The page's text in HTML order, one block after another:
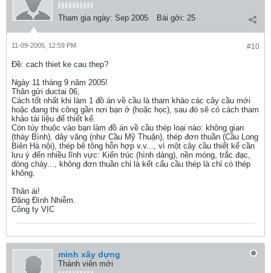
Tham gia ngày: Sep 2005 Bài gởi: 25
#10
11-09-2005, 12:59 PM
Ðề: cach thiet ke cau thep?
Ngày 11 tháng 9 năm 2005!
Thân gửi ductai 06,
Cách tốt nhất khi làm 1 đồ án về cầu là tham khảo các cây cầu mới
hoặc đang thi công gần nơi bạn ở (hoặc học), sau đó sẽ có cách tham
khảo tài liệu để thiết kế.
Còn tùy thuộc vào bạn làm đồ án về cầu thép loại nào: không gian
(thày Bình), dây văng (như Cầu Mỹ Thuận), thép đơn thuần (Cầu Long
Biên Hà nội), thép bê tông hỗn hợp v.v..., vì một cây cầu thiết kế cần
lưu ý đến nhiều lĩnh vực: Kiến trúc (hình dáng), nền móng, trắc đạc,
dòng chảy..., không đơn thuần chỉ là kết cấu cầu thép là chỉ có thép
không.
Thân ái!
Đặng Đình Nhiễm.
Công ty VỊC
minh xây dựng
Thành viên mới